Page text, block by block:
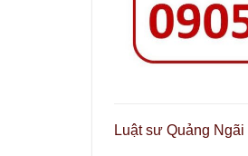
Luật sư Quảng Ngãi